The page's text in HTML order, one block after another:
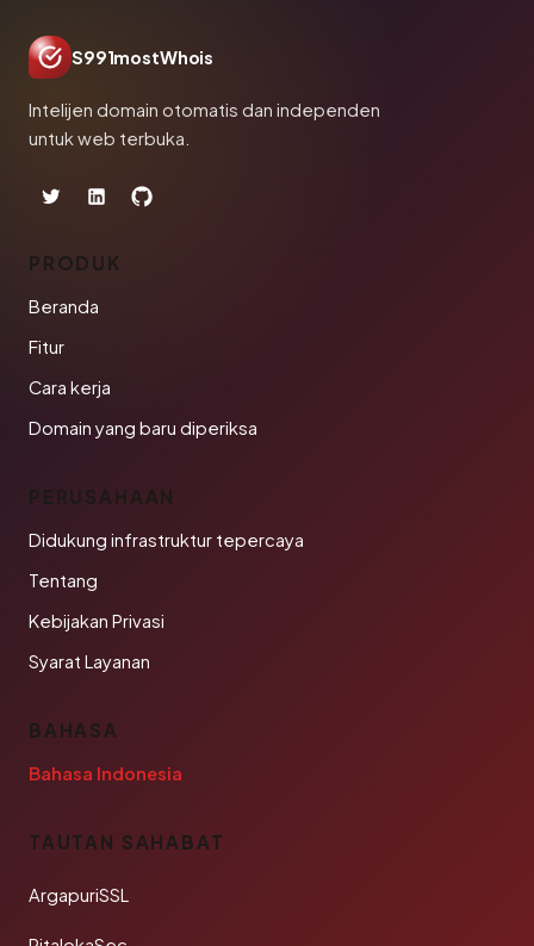
S991mostWhois
Intelijen domain otomatis dan independen
untuk web terbuka.
PRODUK
Beranda
Fitur
Cara kerja
Domain yang baru diperiksa
PERUSAHAAN
Didukung infrastruktur tepercaya
Tentang
Kebijakan Privasi
Syarat Layanan
BAHASA
Bahasa Indonesia
TAUTAN SAHABAT
ArgapuriSSL